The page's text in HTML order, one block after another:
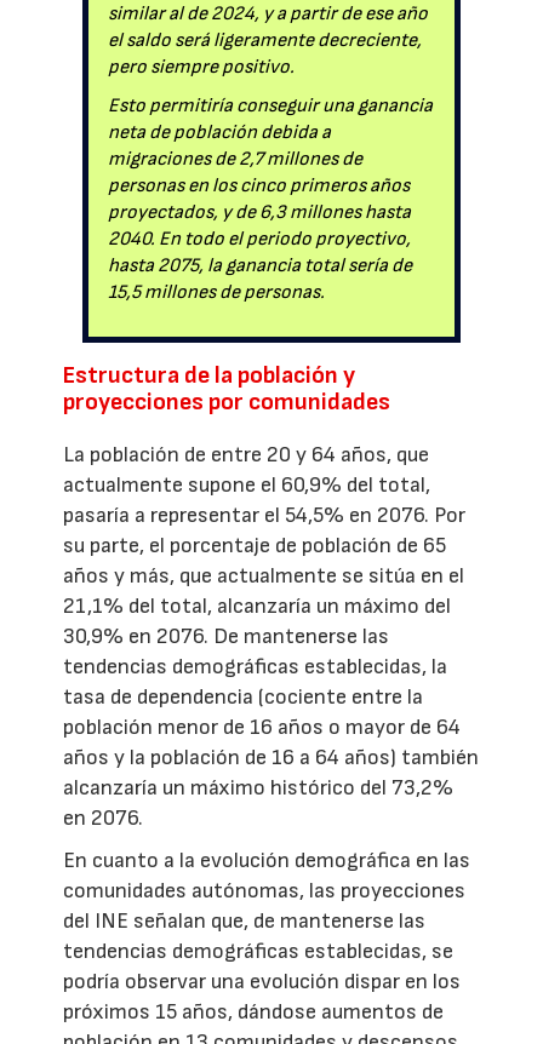
similar al de 2024, y a partir de ese año
el saldo será ligeramente decreciente,
pero siempre positivo.
Esto permitiría conseguir una ganancia
neta de población debida a
migraciones de 2,7 millones de
personas en los cinco primeros años
proyectados, y de 6,3 millones hasta
2040. En todo el periodo proyectivo,
hasta 2075, la ganancia total sería de
15,5 millones de personas.
Estructura de la población y
proyecciones por comunidades
La población de entre 20 y 64 años, que
actualmente supone el 60,9% del total,
pasaría a representar el 54,5% en 2076. Por
su parte, el porcentaje de población de 65
años y más, que actualmente se sitúa en el
21,1% del total, alcanzaría un máximo del
30,9% en 2076. De mantenerse las
tendencias demográficas establecidas, la
tasa de dependencia (cociente entre la
población menor de 16 años o mayor de 64
años y la población de 16 a 64 años) también
alcanzaría un máximo histórico del 73,2%
en 2076.
En cuanto a la evolución demográfica en las
comunidades autónomas, las proyecciones
del INE señalan que, de mantenerse las
tendencias demográficas establecidas, se
podría observar una evolución dispar en los
próximos 15 años, dándose aumentos de